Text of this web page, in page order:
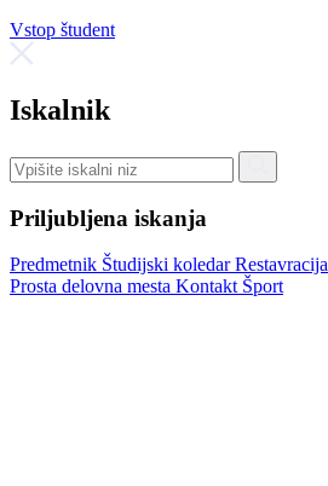
Vstop študent
Iskalnik
Priljubljena iskanja
Predmetnik Študijski koledarRestavracija
Prosta delovna mesta Kontakt Šport